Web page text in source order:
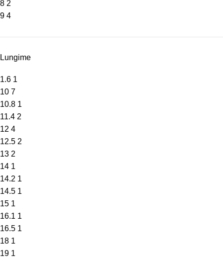
8 2
9 4
Lungime
1.6 1
10 7
10.8 1
11.4 2
12 4
12.5 2
13 2
14 1
14.2 1
14.5 1
15 1
16.1 1
16.5 1
18 1
19 1